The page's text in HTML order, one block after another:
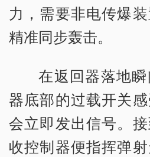
力，需要非电传爆
精准同步轰击。
在返回器落地
器底部的过载开关
会立即发出信号。
收控制器便指挥弹